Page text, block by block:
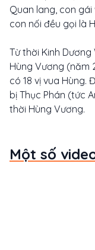
Quan lang, con
con nối đều gọi là
Từ thời Kinh
Hùng Vương (năm
có 18 vị vua Hùng.
bị Thục Phán (tức
thời Hùng Vương.
Một số